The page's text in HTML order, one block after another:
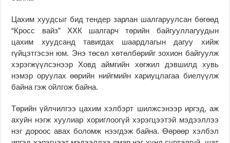
Цахим хуудсыг бид тендер зарлан шалгаруулсан бөгөөд
“Кросс вайз” ХХК шалгарч төрийн байгууллагуудын
цахим хуудсанд тавигдах шаардлагын дагуу хийж
гүйцэтгэсэн юм. Энэ төсөл хөтөлбөрийг зохион байгуулж
хэрэгжүүлсэнээр Ховд аймгийн хөгжил дэвшилд хувь
нэмэр оруулах өөрийн нийгмийн хариуцлагаа биелүүлж
байна гэж ойлгож байна.
Төрийн үйлчилгээ цахим хэлбэрт шилжсэнээр иргэд, аж
ахуйн нэгж хуулиар хориглоогүй хэрэгцээтэй мэдээллээ
нэг дороос авах боломж нээгдэж байна. Өөрөөр хэлбэл